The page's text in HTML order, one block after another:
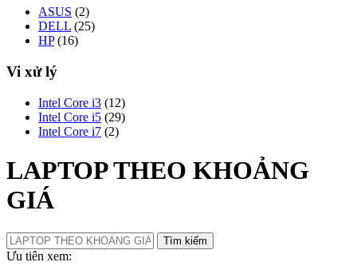
ASUS (2)
DELL (25)
HP (16)
Vi xử lý
Intel Core i3 (12)
Intel Core i5 (29)
Intel Core i7 (2)
LAPTOP THEO KHOẢNG
GIÁ
Tìm kiếm
Ưu tiên xem: